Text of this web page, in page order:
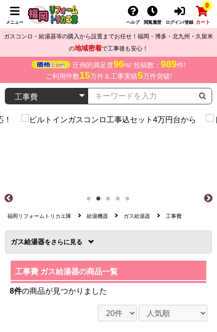
メニュー ヘルプ 閲覧履歴 ログイン/登録
0
カート
ガスコンロ・給湯器等の購入から設置までお任せ！福岡・博多・北九州・久留米
の地域密着で工事後も安心！
圧倒的満足度96%! 投稿数： 989件!
ご利用件数15万件＆工事実績5万件突破!
福岡リフォームトリカエ隊 給湯機器 ガス給湯器 工事費
ガス給湯器を
工事費 ガス給湯器の商品一覧
8件の商品が見つかりました